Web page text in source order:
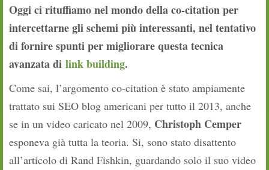
Oggi ci rituffiamo nel mondo della co-citation per
intercettarne gli schemi più interessanti, nel tentativo
di fornire spunti per migliorare questa tecnica
avanzata di link building.
Come sai, l’argomento co-citation è stato ampiamente
trattato sui SEO blog americani per tutto il 2013, anche
se in un video caricato nel 2009, Christoph Cemper
esponeva già tutta la teoria. Si, sono stato disattento
all’articolo di Rand Fishkin, guardando solo il suo video